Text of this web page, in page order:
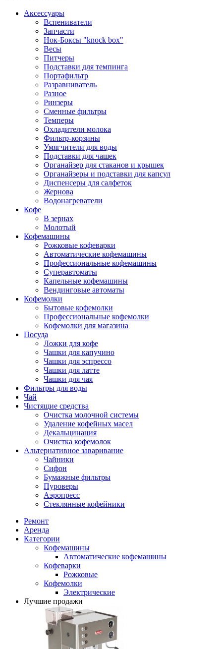
Аксессуары
Вспениватели
Запчасти
Нок-Боксы "knock box"
Весы
Питчеры
Подставки для темпинга
Портафильтр
Разравниватель
Разное
Ринзеры
Сменные фильтры
Темперы
Охладители молока
Фильтр-корзины
Умягчители для воды
Подставки для чашек
Органайзер для стаканов и крышек
Органайзеры и подставки для капсул
Диспенсеры для салфеток
Жернова
Водонагреватели
Кофе
В зернах
Молотый
Кофемашины
Рожковые кофеварки
Автоматические кофемашины
Профессиональные кофемашины
Суперавтоматы
Капельные кофемашины
Вендинговые автоматы
Кофемолки
Бытовые кофемолки
Профессиональные кофемолки
Кофемолки для магазина
Посуда
Ложки для кофе
Чашки для капучино
Чашки для эспрессо
Чашки для латте
Чашки для чая
Фильтры для воды
Чай
Чистящие средства
Очистка молочной системы
Удаление кофейных масел
Декальцинация
Очистка кофемолок
Альтернативное заваривание
Чайники
Сифон
Бумажные фильтры
Пуроверы
Аэропресс
Стеклянные кофейники
Ремонт
Аренда
Категории
Кофемашины
Автоматические кофемашины
Кофеварки
Рожковые
Кофемолки
Электрические
Лучшие продажи